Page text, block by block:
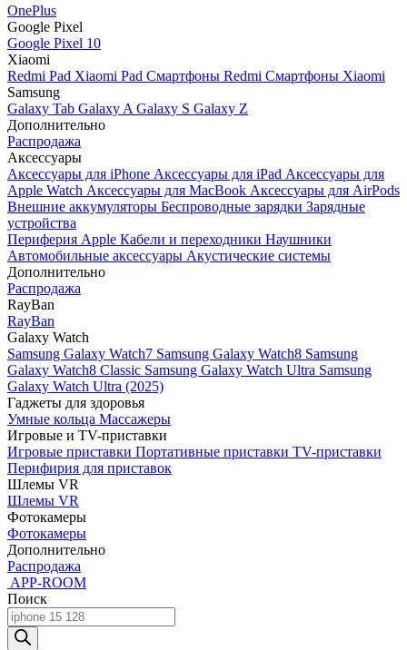
OnePlus
Google Pixel
Google Pixel 10
Xiaomi
Redmi Pad Xiaomi Pad Смартфоны Redmi Смартфоны Xiaomi
Samsung
Galaxy Tab Galaxy A Galaxy S Galaxy Z
Дополнительно
Распродажа
Аксессуары
Аксессуары для iPhone Аксессуары для iPad Аксессуары для
Apple Watch Аксессуары для MacBook Аксессуары для AirPods
Внешние аккумуляторы Беспроводные зарядки Зарядные
устройства
Периферия Apple Кабели и переходники Наушники
Автомобильные аксессуары Акустические системы
Дополнительно
Распродажа
RayBan
RayBan
Galaxy Watch
Samsung Galaxy Watch7 Samsung Galaxy Watch8 Samsung
Galaxy Watch8 Classic Samsung Galaxy Watch Ultra Samsung
Galaxy Watch Ultra (2025)
Гаджеты для здоровья
Умные кольца Массажеры
Игровые и TV-приставки
Игровые приставки Портативные приставки TV-приставки
Перифирия для приставок
Шлемы VR
Шлемы VR
Фотокамеры
Фотокамеры
Дополнительно
Распродажа
APP-ROOM
Поиск
Поиск
товаров